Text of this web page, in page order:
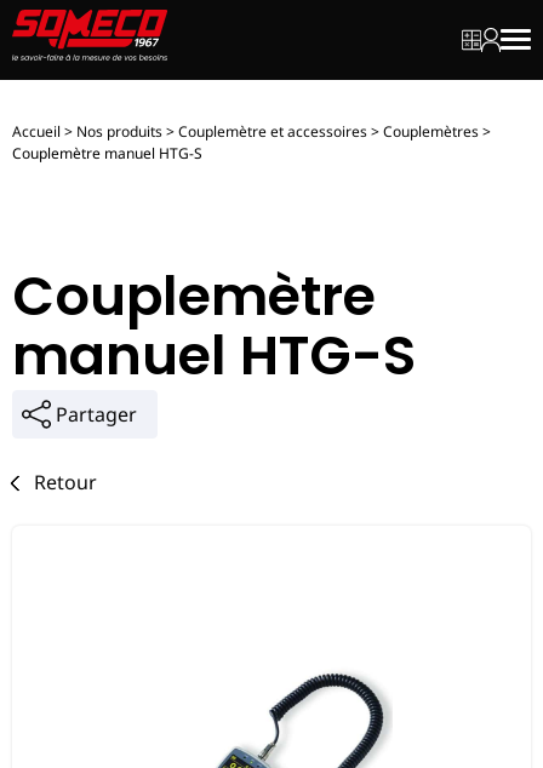
MonMon
Accueil > Nos produits>Couplemètre et accessoires>Couplemètres>
Couplemètre manuel HTG-S
Couplemètre
manuel HTG-S
Partager
Retour